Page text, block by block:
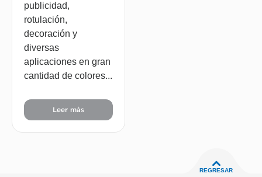
publicidad,
rotulación,
decoración y
diversas
aplicaciones en gran
cantidad de colores...
Leer más
REGRESAR